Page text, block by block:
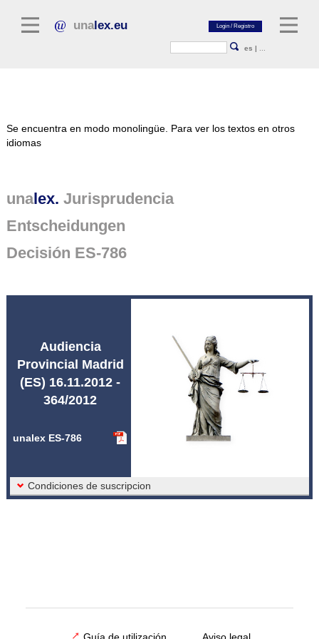
unalex.eu
es |
Textos normativos
Jurisprudencia
Se encuentra en modo monolingüe. Para ver los textos en otros
idiomas
unalex. Jurisprudencia
Entscheidungen
Decisión ES-786
Audiencia
Provincial Madrid
(ES) 16.11.2012 -
364/2012
unalex ES-786
Condiciones de suscripcion
Guía de utilización Aviso legal